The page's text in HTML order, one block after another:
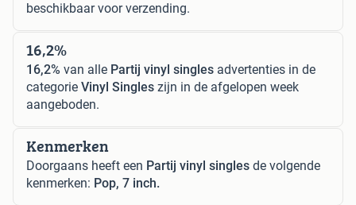
beschikbaar voor verzending.
16,2%
16,2% van alle Partij vinyl singles advertenties in de
categorie Vinyl Singles zijn in de afgelopen week
aangeboden.
Kenmerken
Doorgaans heeft een Partij vinyl singles de volgende
kenmerken: Pop, 7 inch.